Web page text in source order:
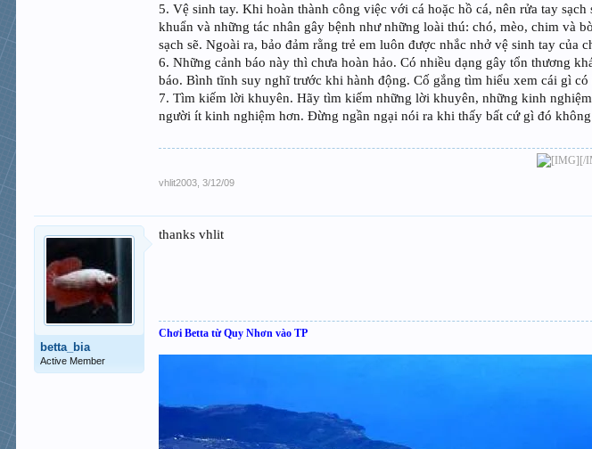
5. Vệ sinh tay. Khi hoàn thành công việc với cá hoặc hồ cá, nên rửa tay
khuẩn và những tác nhân gây bệnh như những loài thú: chó, mèo, chim và
sạch sẽ. Ngoài ra, bảo đảm rằng trẻ em luôn được nhắc nhở vệ sinh tay của
6. Những cảnh báo này thì chưa hoàn hảo. Có nhiều dạng gây tổn thương
báo. Bình tĩnh suy nghĩ trước khi hành động. Cố gắng tìm hiểu xem cái gì
7. Tìm kiếm lời khuyên. Hãy tìm kiếm những lời khuyên, những kinh
người ít kinh nghiệm hơn. Đừng ngần ngại nói ra khi thấy bất cứ gì đó không
[/
vhlit2003 3/12/09
betta_bia
Active Member
thanks vhlit
Chơi Betta từ Quy Nhơn vào TP